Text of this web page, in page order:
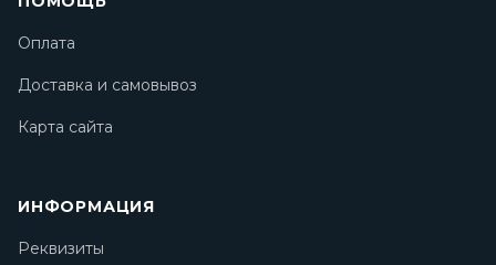
Оплата
Доставка и самовывоз
Карта сайта
ИНФОРМАЦИЯ
Реквизиты